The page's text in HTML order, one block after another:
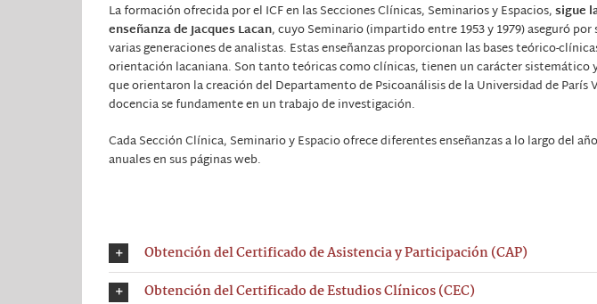
La formación ofrecida por el ICF en las Secciones Clínicas, Seminarios y Espacios,sigue
enseñanza de Jacques Lacan, cuyo Seminario (impartido entre 1953 y 1979) aseguró
varias generaciones de analistas. Estas enseñanzas proporcionan las bases teórico-
orientación lacaniana. Son tanto teóricas como clínicas, tienen un carácter sistemático
que orientaron la creación del Departamento de Psicoanálisis de la Universidad de París
docencia se fundamente en un trabajo de investigación.
Cada Sección Clínica, Seminario y Espacio ofrece diferentes enseñanzas a lo largo del
anuales en sus páginas web.
Obtención del Certificado de Asistencia y Participación (CAP)
Obtención del Certificado de Estudios Clínicos (CEC)